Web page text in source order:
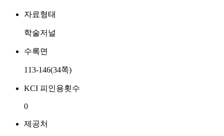
자료형태
학술저널
수록면
113-146(34쪽)
KCI 피인용횟수
0
제공처